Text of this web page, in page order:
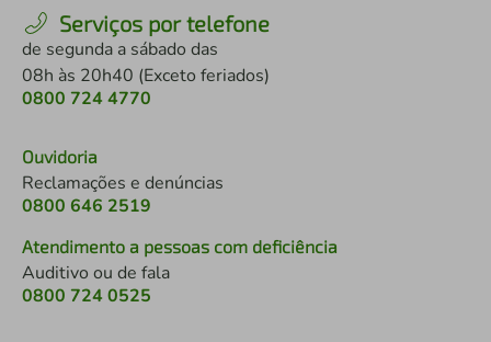
Serviços por telefone
de segunda a sábado das
08h às 20h40 (Exceto feriados)
0800 724 4770
Ouvidoria
Reclamações e denúncias
0800 646 2519
Atendimento a pessoas com deficiência
Auditivo ou de fala
0800 724 0525